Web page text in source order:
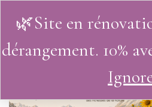
0
🌿Site en
dérangement. 10%